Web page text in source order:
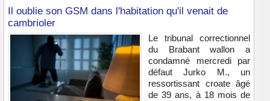
Il oublie son GSM dans l'habitation qu'il venait de
cambrioler
Le tribunal correctionnel
du Brabant wallon a
condamné mercredi par
défaut Jurko M., un
ressortissant croate âgé
de 39 ans, à 18 mois de